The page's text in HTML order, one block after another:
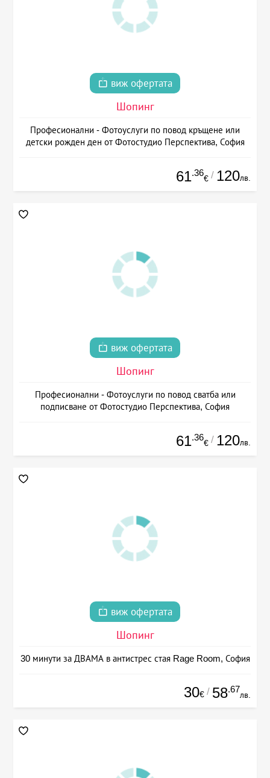
виж офертата
Шопинг
Професионални - Фотоуслуги по повод кръщене или
детски рожден ден от Фотостудио Перспектива, София
61.36
€ / 120лв.
виж офертата
Шопинг
Професионални - Фотоуслуги по повод сватба или
подписване от Фотостудио Перспектива, София
61.36
€ / 120лв.
виж офертата
Шопинг
30 минути за ДВАМА в антистрес стая Rage Room, София
30€ / 58.67
лв.